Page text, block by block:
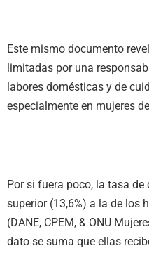
Este mismo documento
limitadas por una
labores domésticas y de
especialmente en mujeres
Por si fuera poco, la tasa de
superior (13,6%) a la de los
(DANE, CPEM, & ONU
dato se suma que ellas